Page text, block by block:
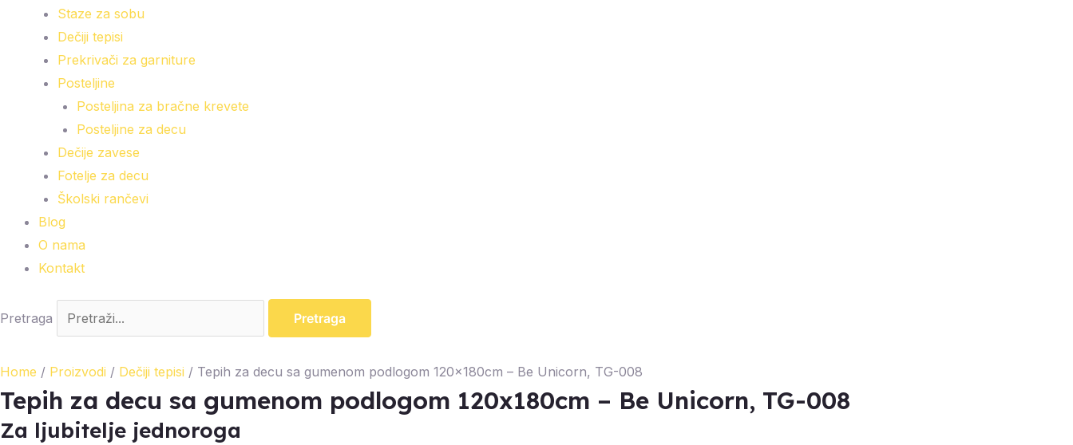
Staze za sobu
Dečiji tepisi
Prekrivači za garniture
Posteljine
Posteljina za bračne krevete
Posteljine za decu
Dečije zavese
Fotelje za decu
Školski rančevi
Blog
O nama
Kontakt
Pretraga Pretraga
Home / Proizvodi / Dečiji tepisi / Tepih za decu sa gumenom podlogom 120x180cm – Be Unicorn, TG-008
Tepih za decu sa gumenom podlogom 120x180cm – Be Unicorn, TG-008
Za ljubitelje jednoroga